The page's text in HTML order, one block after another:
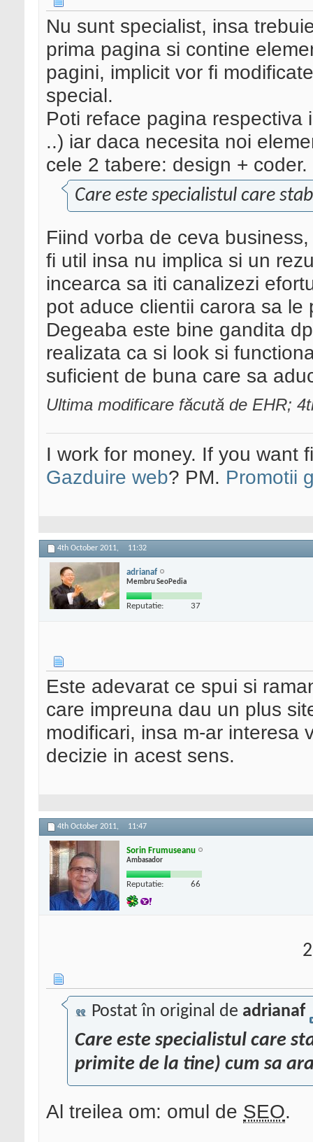
Nu sunt specialist, insa
prima pagina si contine
pagini, implicit vor fi
special.
Poti reface pagina
..) iar daca necesita noi
cele 2 tabere: design + coder.
Care este specialistul care
Fiind vorba de ceva
fi util insa nu implica si un
incearca sa iti canalizezi
pot aduce clientii carora sa
Degeaba este bine gandita
realizata ca si look si
suficient de buna care sa
Ultima modificare făcută de EHR;
I work for money. If you want
Gazduire web? PM. Promotii
4th October 2011, 11:32
adrianaf
Membru SeoPedia
Reputatie: 37
Este adevarat ce spui si
care impreuna dau un plus
modificari, insa m-ar interesa
decizie in acest sens.
4th October 2011, 11:47
Sorin Frumuseanu
Ambasador
Reputatie: 66
Postat în original de adrianaf
Care este specialistul care
primite de la tine) cum sa
Al treilea om: omul de SEO.